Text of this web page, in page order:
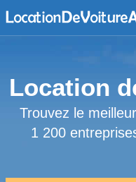
Location
Trouvez le
1 200